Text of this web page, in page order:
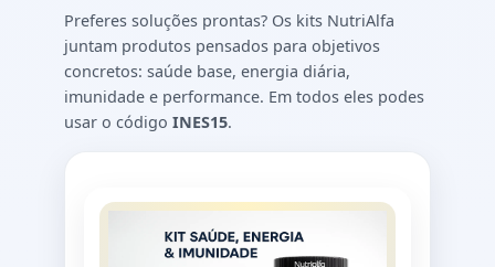
Preferes soluções prontas? Os kits NutriAlfa
juntam produtos pensados para objetivos
concretos: saúde base, energia diária,
imunidade e performance. Em todos eles podes
usar o código INES15.